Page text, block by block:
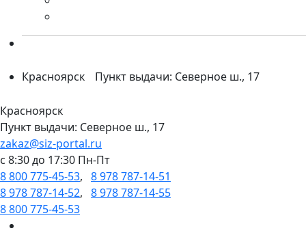
Красноярск Пункт выдачи: Северное ш., 17
Красноярск
Пункт выдачи: Северное ш., 17
zakaz@siz-portal.ru
c 8:30 до 17:30 Пн-Пт
8 800 775-45-53, 8 978 787-14-51
8 978 787-14-52, 8 978 787-14-55
8 800 775-45-53